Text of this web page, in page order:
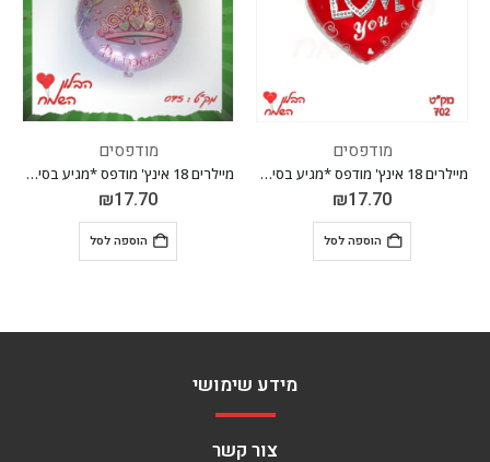
מיילרים 18 אינץ' מודפס *מגיע בסיטונאות חבילה של 5 יח'*
הוספה לסל
מיילרים 18 אינץ' מודפס *מגיע בסיטונאות חבילה של 5 יח'*
הוספה לסל
מידע שימושי
צור קשר